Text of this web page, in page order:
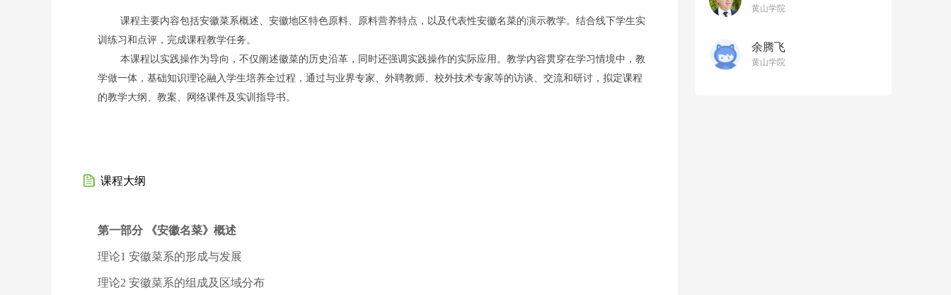
课程主要内容包括安徽菜系概述、安徽地区特色原料、原料营养特点，以及代表性安徽名菜的演示教学。结合线下学生实
训练习和点评，完成课程教学任务。
本课程以实践操作为导向，不仅阐述徽菜的历史沿革，同时还强调实践操作的实际应用。教学内容贯穿在学习情境中，教
学做一体，基础知识理论融入学生培养全过程，通过与业界专家、外聘教师、校外技术专家等的访谈、交流和研讨，拟定课程
的教学大纲、教案、网络课件及实训指导书。
课程大纲
第一部分 《安徽名菜》概述
理论1 安徽菜系的形成与发展
理论2 安徽菜系的组成及区域分布
黄山学院
余腾飞
黄山学院